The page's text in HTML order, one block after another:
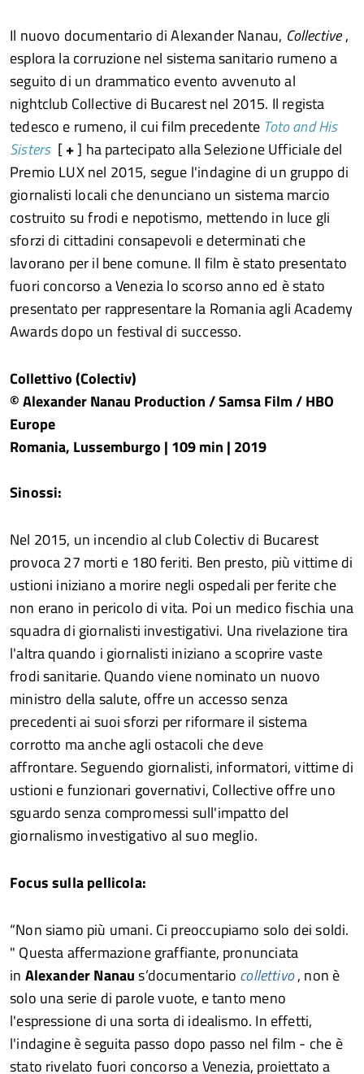
Il nuovo documentario di Alexander Nanau, Collective,
esplora la corruzione nel sistema sanitario rumeno a
seguito di un drammatico evento avvenuto al
nightclub Collective di Bucarest nel 2015. Il regista
tedesco e rumeno, il cui film precedente Toto and His
Sisters[+] ha partecipato alla Selezione Ufficiale del
Premio LUX nel 2015, segue l'indagine di un gruppo di
giornalisti locali che denunciano un sistema marcio
costruito su frodi e nepotismo, mettendo in luce gli
sforzi di cittadini consapevoli e determinati che
lavorano per il bene comune. Il film è stato presentato
fuori concorso a Venezia lo scorso anno ed è stato
presentato per rappresentare la Romania agli Academy
Awards dopo un festival di successo.
Collettivo (Colectiv)
© Alexander Nanau Production / Samsa Film / HBO
Europe
Romania, Lussemburgo | 109 min | 2019
Sinossi:
Nel 2015, un incendio al club Colectiv di Bucarest
provoca 27 morti e 180 feriti. Ben presto, più vittime di
ustioni iniziano a morire negli ospedali per ferite che
non erano in pericolo di vita. Poi un medico fischia una
squadra di giornalisti investigativi. Una rivelazione tira
l'altra quando i giornalisti iniziano a scoprire vaste
frodi sanitarie. Quando viene nominato un nuovo
ministro della salute, offre un accesso senza
precedenti ai suoi sforzi per riformare il sistema
corrotto ma anche agli ostacoli che deve
affrontare. Seguendo giornalisti, informatori, vittime di
ustioni e funzionari governativi, Collective offre uno
sguardo senza compromessi sull'impatto del
giornalismo investigativo al suo meglio.
Focus sulla pellicola:
“Non siamo più umani. Ci preoccupiamo solo dei soldi.
" Questa affermazione graffiante, pronunciata
in Alexander Nanaus’documentario collettivo, non è
solo una serie di parole vuote, e tanto meno
l'espressione di una sorta di idealismo. In effetti,
l'indagine è seguita passo dopo passo nel film - che è
stato rivelato fuori concorso a Venezia, proiettato a